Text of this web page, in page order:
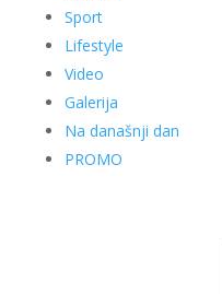
Sport
Lifestyle
Video
Galerija
Na današnji dan
PROMO